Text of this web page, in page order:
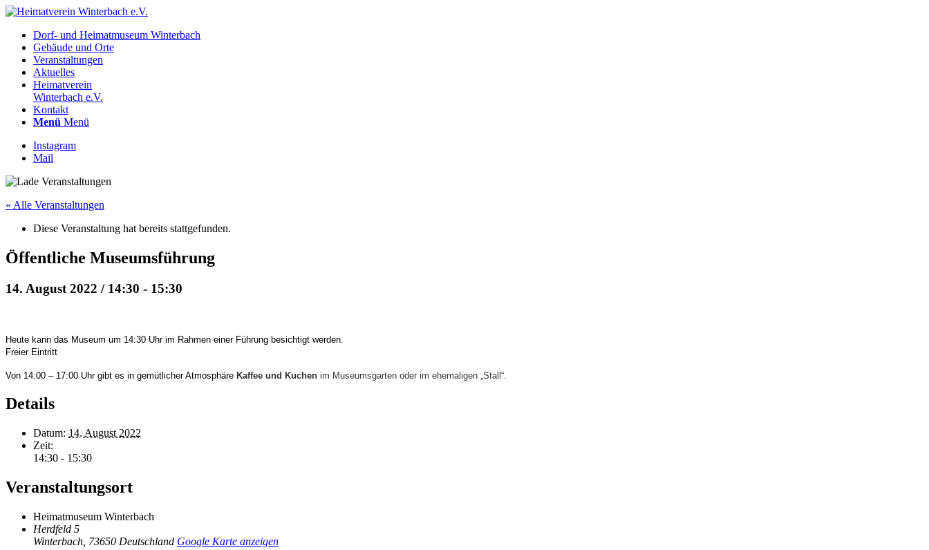
Dorf- und Heimatmuseum Winterbach
Gebäude und Orte
Veranstaltungen
Aktuelles
Heimatverein
Winterbach e.V.
Kontakt
Menü Menü
Instagram
Mail
« Alle Veranstaltungen
Diese Veranstaltung hat bereits stattgefunden.
Öffentliche Museumsführung
14. August 2022 / 14:30 - 15:30
Heute kann das Museum um 14:30 Uhr im Rahmen einer Führung besichtigt werden.
Freier Eintritt
Von 14:00 – 17:00 Uhr gibt es in gemütlicher Atmosphäre Kaffee und Kuchen im Museumsgarten oder im ehemaligen „Stall“.
Details
Datum: 14. August 2022
Zeit:
14:30 - 15:30
Veranstaltungsort
Heimatmuseum Winterbach
Herdfeld 5
Winterbach 73650 Deutschland Google Karte anzeigen